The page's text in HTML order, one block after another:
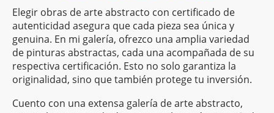
Elegir obras de arte abstracto con certificado de
autenticidad asegura que cada pieza sea única y
genuina. En mi galería, ofrezco una amplia variedad
de pinturas abstractas, cada una acompañada de su
respectiva certificación. Esto no solo garantiza la
originalidad, sino que también protege tu inversión.
Cuento con una extensa galería de arte abstracto,